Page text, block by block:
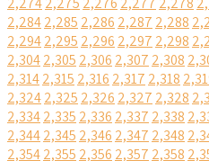
2,2842,285 2,286 2,287 2,288
2,2942,295 2,296 2,297 2,298
2,3042,305 2,306 2,307 2,308
2,3142,315 2,316 2,317 2,318
2,3242,325 2,326 2,327 2,328
2,3342,335 2,336 2,337 2,338
2,3442,345 2,346 2,347 2,348
2,3542,355 2,356 2,357 2,358